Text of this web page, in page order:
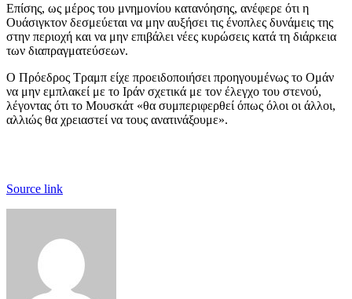
Επίσης, ως μέρος του μνημονίου κατανόησης, ανέφερε ότι η
Ουάσιγκτον δεσμεύεται να μην αυξήσει τις ένοπλες δυνάμεις της
στην περιοχή και να μην επιβάλει νέες κυρώσεις κατά τη διάρκεια
των διαπραγματεύσεων.
Ο Πρόεδρος Τραμπ είχε προειδοποιήσει προηγουμένως το Ομάν
να μην εμπλακεί με το Ιράν σχετικά με τον έλεγχο του στενού,
λέγοντας ότι το Μουσκάτ «θα συμπεριφερθεί όπως όλοι οι άλλοι,
αλλιώς θα χρειαστεί να τους ανατινάξουμε».
Source link